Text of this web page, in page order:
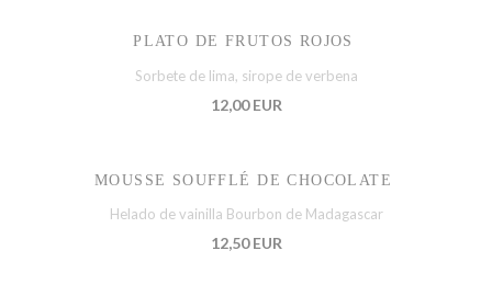
PLATO DE FRUTOS ROJOS
Sorbete de lima, sirope de verbena
12,00 EUR
MOUSSE SOUFFLÉ DE CHOCOLATE
Helado de vainilla Bourbon de Madagascar
12,50 EUR